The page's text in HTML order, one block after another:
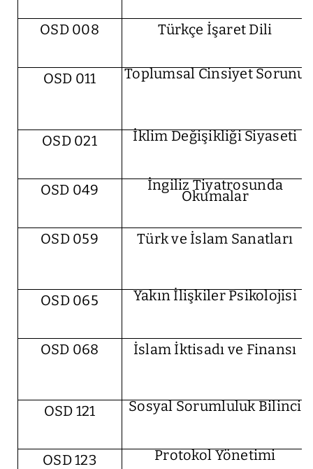
OSD 008 Türkçe İşaret Dili
OSD 011 Toplumsal Cinsiyet Sorunu
OSD 021 İklim Değişikliği Siyaseti
OSD 049 İngiliz Tiyatrosunda
Okumalar
OSD 059 Türk ve İslam Sanatları
OSD 065 Yakın İlişkiler Psikolojisi
OSD 068 İslam İktisadı ve Finansı
OSD 121 Sosyal Sorumluluk Bilinci
OSD 123 Protokol Yönetimi